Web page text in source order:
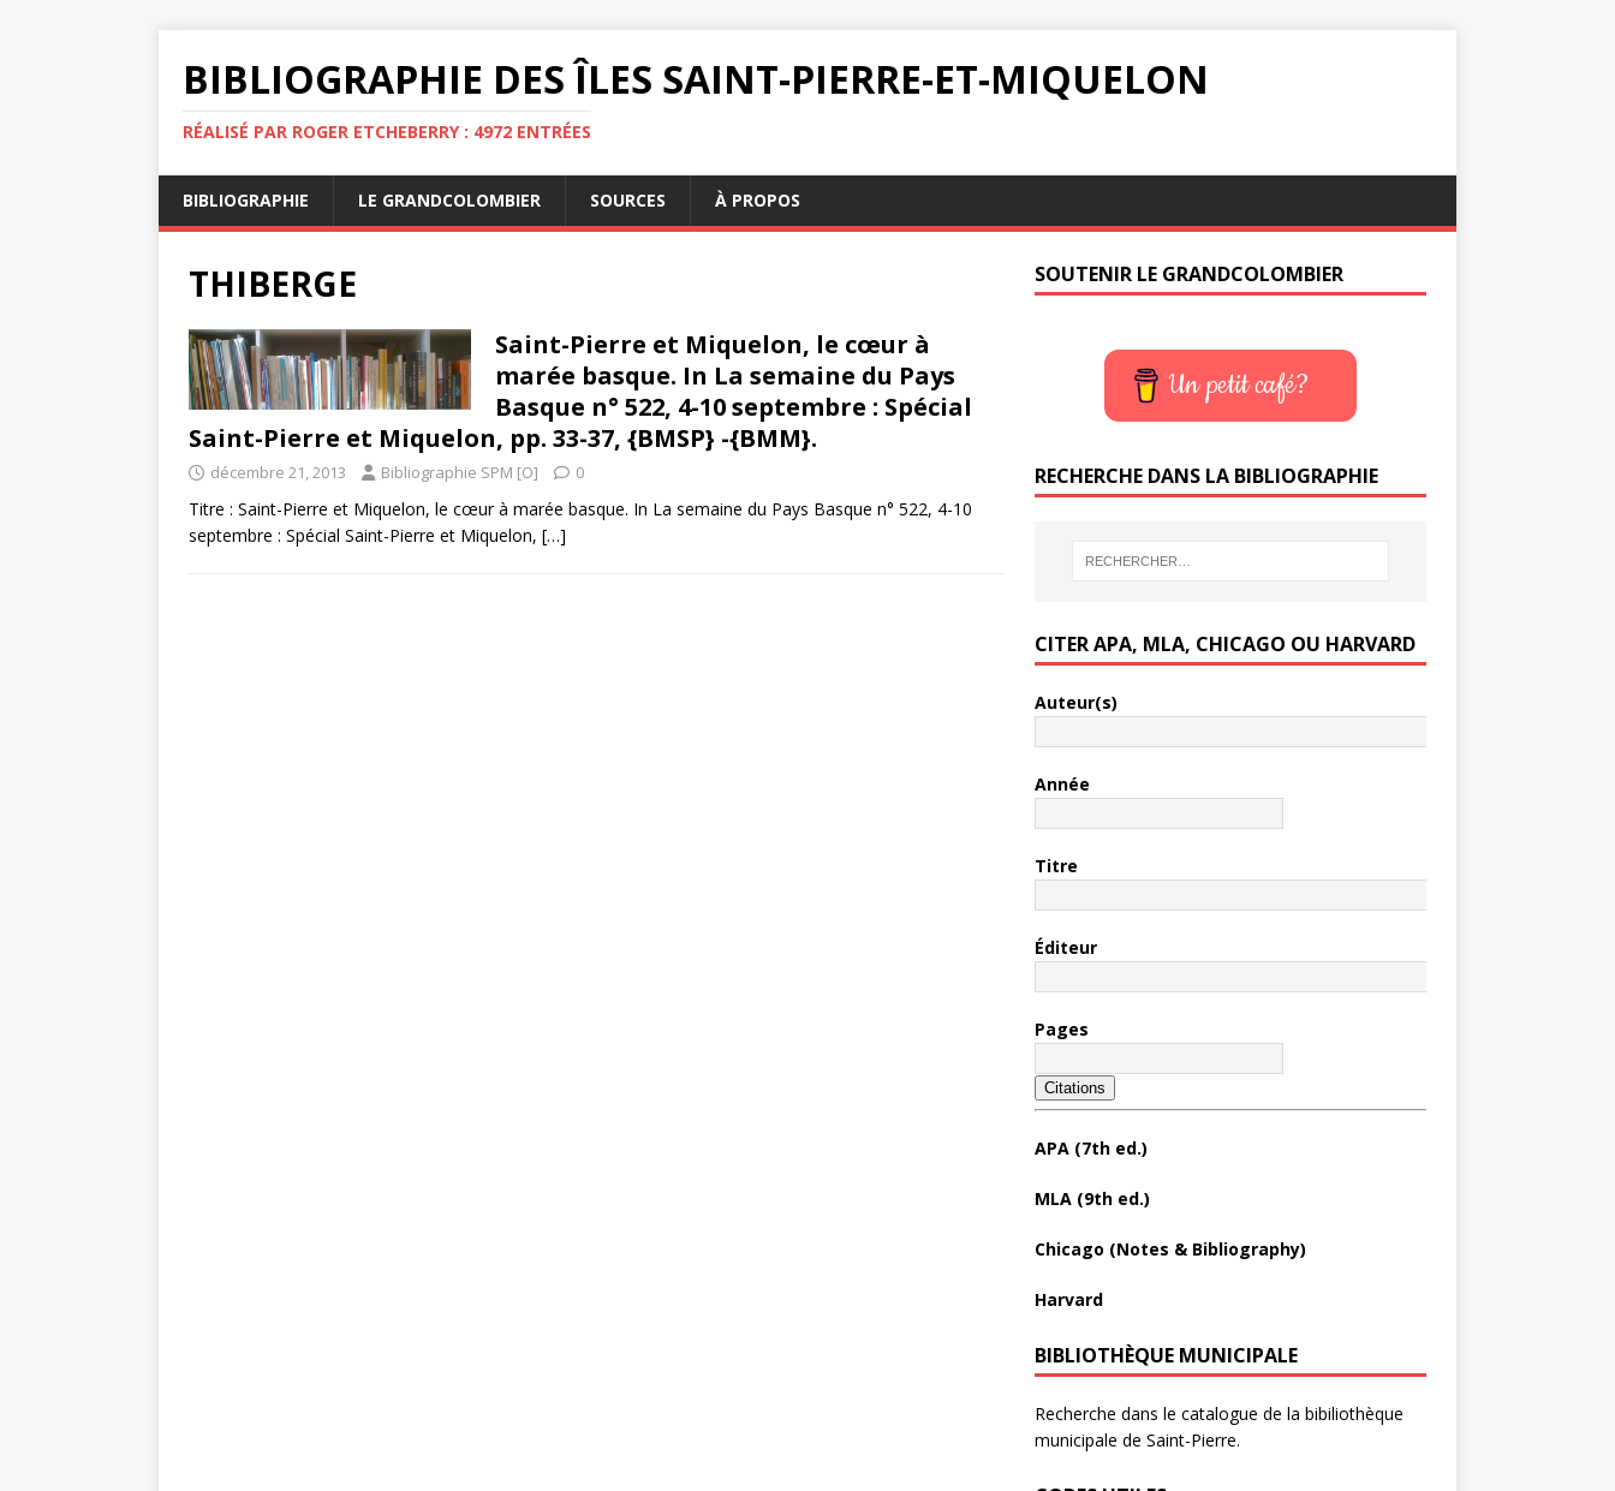
BIBLIOGRAPHIE DES ÎLES SAINT-PIERRE-ET-MIQUELON
RÉALISÉ PAR ROGER ETCHEBERRY : 4972 ENTRÉES
BIBLIOGRAPHIE LE GRANDCOLOMBIER SOURCES À PROPOS
THIBERGE
Saint-Pierre et Miquelon, le cœur à
marée basque. In La semaine du Pays
Basque n° 522, 4-10 septembre : Spécial
Saint-Pierre et Miquelon, pp. 33-37, {BMSP} -{BMM}.
décembre 21, 2013 Bibliographie SPM [O] 0
Titre : Saint-Pierre et Miquelon, le cœur à marée basque. In La semaine du Pays Basque n° 522, 4-10
septembre : Spécial Saint-Pierre et Miquelon, […]
SOUTENIR LE GRANDCOLOMBIER
Un petit café?
RECHERCHE DANS LA BIBLIOGRAPHIE
CITER APA, MLA, CHICAGO OU HARVARD
Auteur(s)
Année
Titre
Éditeur
Pages
Citations
APA (7th ed.)
MLA (9th ed.)
Chicago (Notes & Bibliography)
Harvard
BIBLIOTHÈQUE MUNICIPALE
Recherche dans le catalogue de la bibiliothèque
municipale de Saint-Pierre.